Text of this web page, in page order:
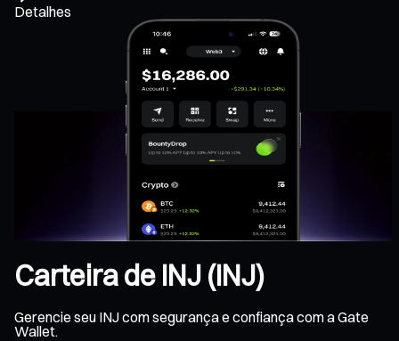
Detalhes
Carteira de INJ (INJ)
Gerencie seu INJ com segurança e confiança com a Gate
Wallet.